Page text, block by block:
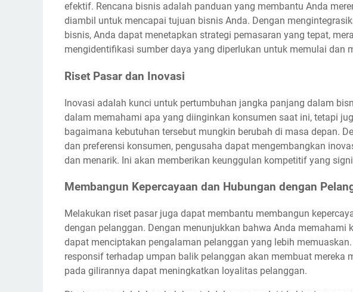
efektif. Rencana bisnis adalah panduan yang membantu Anda
diambil untuk mencapai tujuan bisnis Anda. Dengan
bisnis, Anda dapat menetapkan strategi pemasaran yang tepat,
mengidentifikasi sumber daya yang diperlukan untuk memulai dan
Riset Pasar dan Inovasi
Inovasi adalah kunci untuk pertumbuhan jangka panjang dalam
dalam memahami apa yang diinginkan konsumen saat ini, tetapi
bagaimana kebutuhan tersebut mungkin berubah di masa depan.
dan preferensi konsumen, pengusaha dapat mengembangkan
dan menarik. Ini akan memberikan keunggulan kompetitif yang
Membangun Kepercayaan dan Hubungan dengan
Melakukan riset pasar juga dapat membantu membangun
dengan pelanggan. Dengan menunjukkan bahwa Anda memahami
dapat menciptakan pengalaman pelanggan yang lebih
responsif terhadap umpan balik pelanggan akan membuat mereka
pada gilirannya dapat meningkatkan loyalitas pelanggan.